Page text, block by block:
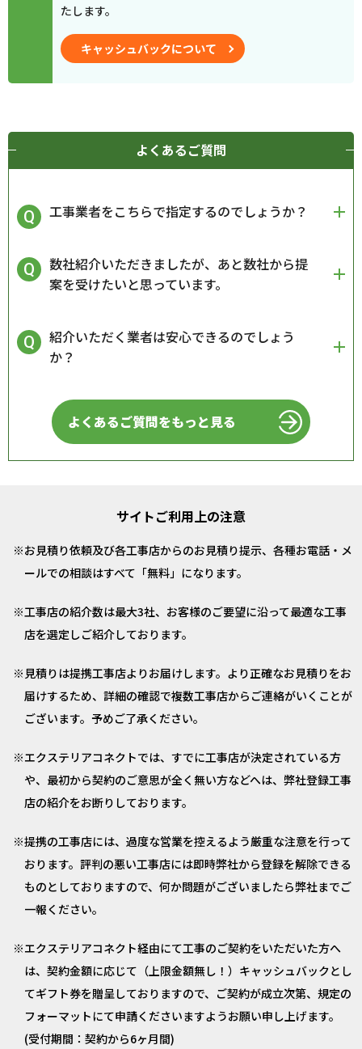
たします。
キャッシュバックについて
よくあるご質問
工事業者をこちらで指定するのでしょうか？
数社紹介いただきましたが、あと数社から提
案を受けたいと思っています。
紹介いただく業者は安心できるのでしょう
か？
よくあるご質問をもっと見る
サイトご利用上の注意
お見積り依頼及び各工事店からのお見積り提示、各種お電話・メ
ールでの相談はすべて「無料」になります。
工事店の紹介数は最大3社、お客様のご要望に沿って最適な工事
店を選定しご紹介しております。
見積りは提携工事店よりお届けします。より正確なお見積りをお
届けするため、詳細の確認で複数工事店からご連絡がいくことが
ございます。予めご了承ください。
エクステリアコネクトでは、すでに工事店が決定されている方
や、最初から契約のご意思が全く無い方などへは、弊社登録工事
店の紹介をお断りしております。
提携の工事店には、過度な営業を控えるよう厳重な注意を行って
おります。評判の悪い工事店には即時弊社から登録を解除できる
ものとしておりますので、何か問題がございましたら弊社までご
一報ください。
エクステリアコネクト経由にて工事のご契約をいただいた方へ
は、契約金額に応じて（上限金額無し！）キャッシュバックとし
てギフト券を贈呈しておりますので、ご契約が成立次第、規定の
フォーマットにて申請くださいますようお願い申し上げます。
(受付期間：契約から6ヶ月間)